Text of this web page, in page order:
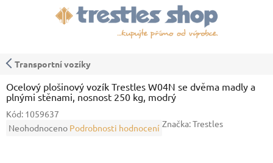
Transportní vozíky
Ocelový plošinový vozík Trestles W04N se dvěma madly a
plnými stěnami, nosnost 250 kg, modrý
Kód: 1059637
Průměrné
Neohodnoceno Podrobnosti hodnocení Značka:Trestles